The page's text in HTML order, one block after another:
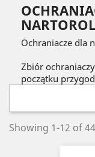
Ochraniacze dla
Zbiór
początku
Showing 1-12 of